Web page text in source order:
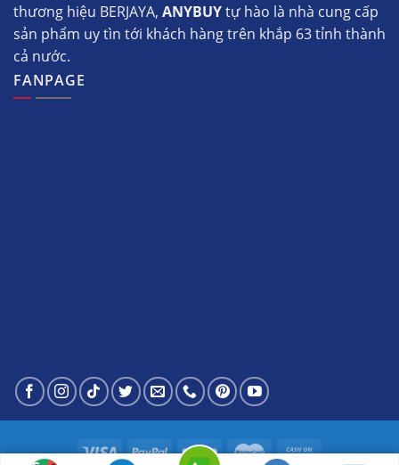
thương hiệu BERJAYA, ANYBUYtự hào là nhà cung cấp
sản phẩm uy tìn tới khách hàng trên khắp 63 tỉnh thành
cả nước.
FANPAGE